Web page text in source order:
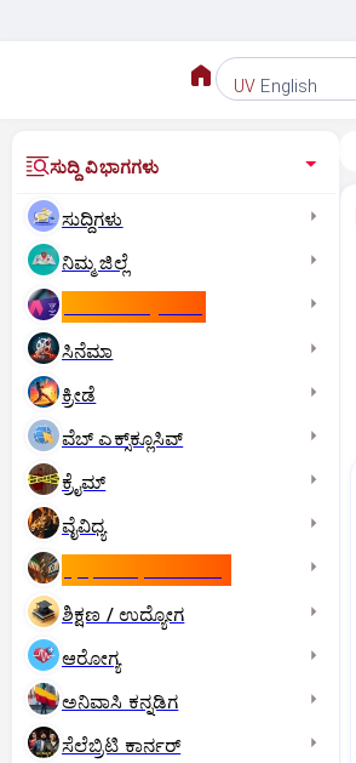
UV English
ಸುದ್ದಿ ವಿಭಾಗಗಳು
ಸುದ್ದಿಗಳು
ನಿಮ್ಮ ಜಿಲ್ಲೆ
ಸಿನೆಮಾ
ಕ್ರೀಡೆ
ವೆಬ್ ಎಕ್ಸ್‌ಕ್ಲೂಸಿವ್
ಕ್ರೈಮ್
ವೈವಿಧ್ಯ
ಶಿಕ್ಷಣ / ಉದ್ಯೋಗ
ಆರೋಗ್ಯ
ಅನಿವಾಸಿ ಕನ್ನಡಿಗ
ಸೆಲೆಬ್ರಿಟಿ ಕಾರ್ನರ್‌